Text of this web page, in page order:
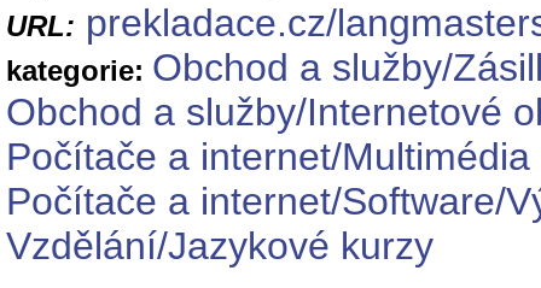
URL: prekladace.cz/
kategorie: Obchod a služby/
Obchod a služby/Internetové
Počítače a internet/Multimédia
Počítače a internet/Software/
Vzdělání/Jazykové kurzy